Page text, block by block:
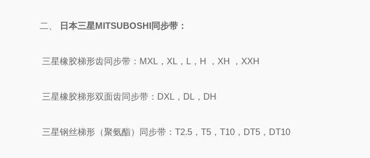
二、 日本三星MITSUBOSHI同步带：
三星橡胶梯形齿同步带： MXL，XL，L，H ，XH ，XXH
三星橡胶梯形双面齿同步带： DXL，DL，DH
三星钢丝梯形（聚氨酯）同步带：T2.5，T5，T10，DT5，DT10